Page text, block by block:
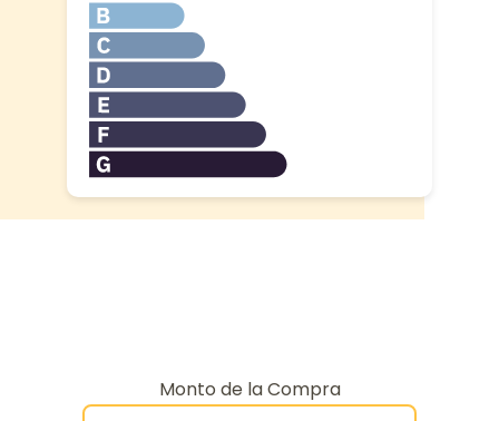
Monto de la Compra